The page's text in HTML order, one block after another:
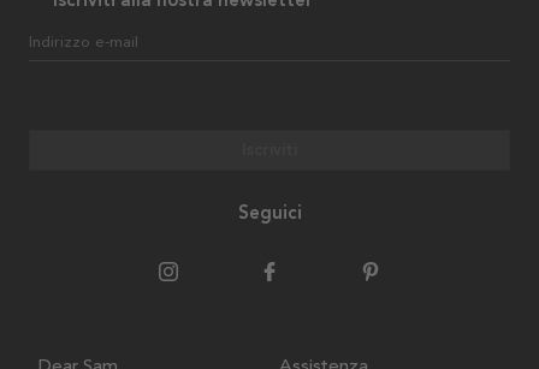
Indirizzo e-mail
Seguici